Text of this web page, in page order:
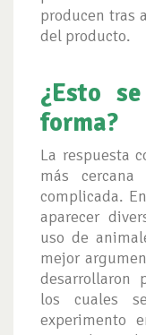
producen tras
del producto.
¿Esto
forma?
La respuesta
más
complicada.
aparecer
uso de
mejor
desarrollaron
los cuales
experimento